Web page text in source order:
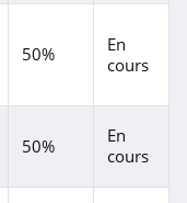
50%
En
cours
50%
En
cours